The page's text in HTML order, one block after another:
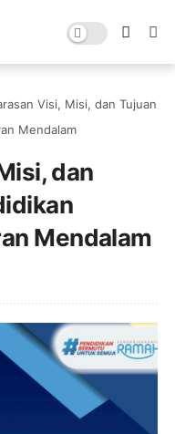
Visi, Misi, dan Tujuan
Mendalam
dan
Mendalam